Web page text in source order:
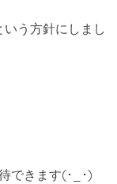
う方針にしまし
できます(･_･)